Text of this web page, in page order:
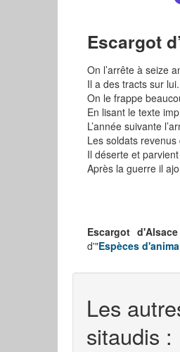
Escargot
On l’arrête à seize
Il a des tracts sur lui.
On le frappe
En lisant le texte
L’année suivante
Les soldats
Il déserte et
Après la guerre il
Escargot d'Alsace
d'"Espèces
Les
sitaudis :